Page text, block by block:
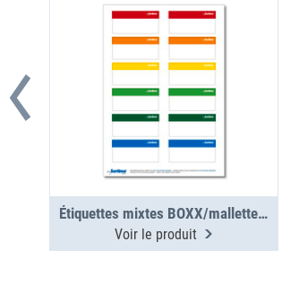
Étiquettes mixtes BOXX/mallettes/clip, 12 pcs (1 planche)
Voir le produit